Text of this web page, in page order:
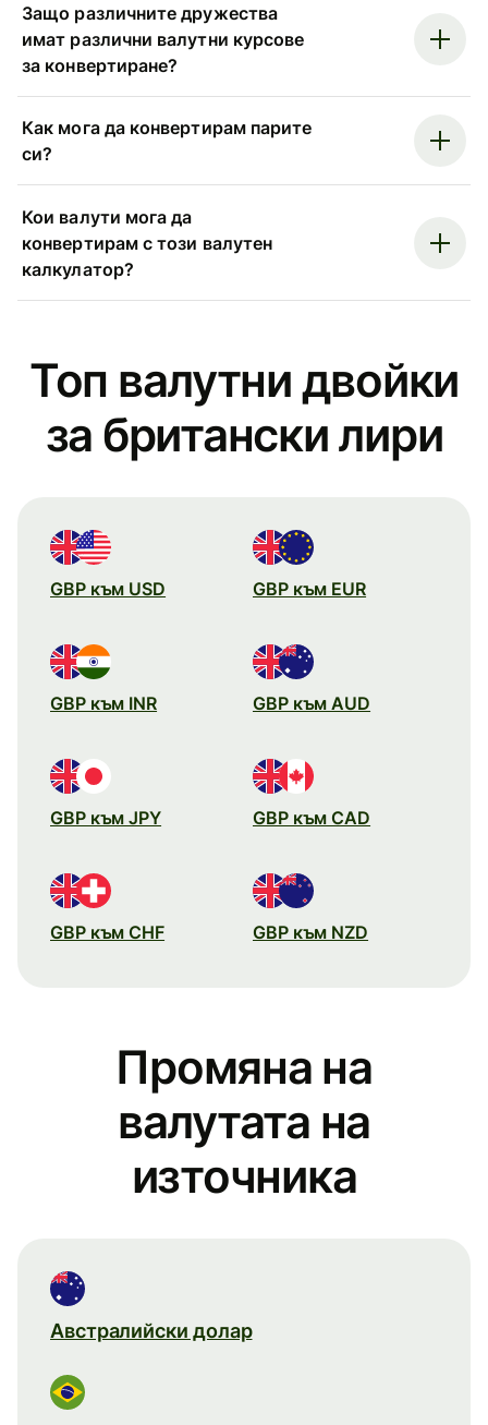
Защо различните дружества
имат различни валутни курсове
за конвертиране?
Как мога да конвертирам парите
си?
Кои валути мога да
конвертирам с този валутен
калкулатор?
Топ валутни двойки
за британски лири
GBP към USD GBP към EUR
GBP към INR GBP към AUD
GBP към JPY GBP към CAD
GBP към CHF GBP към NZD
Промяна на
валутата на
източника
Австралийски долар